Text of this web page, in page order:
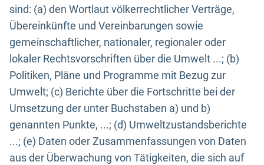
sind: (a) den Wortlaut völkerrechtlicher Verträge,
Übereinkünfte und Vereinbarungen sowie
gemeinschaftlicher, nationaler, regionaler oder
lokaler Rechtsvorschriften über die Umwelt ...; (b)
Politiken, Pläne und Programme mit Bezug zur
Umwelt; (c) Berichte über die Fortschritte bei der
Umsetzung der unter Buchstaben a) und b)
genannten Punkte, ...; (d) Umweltzustandsberichte
...; (e) Daten oder Zusammenfassungen von Daten
aus der Überwachung von Tätigkeiten, die sich auf